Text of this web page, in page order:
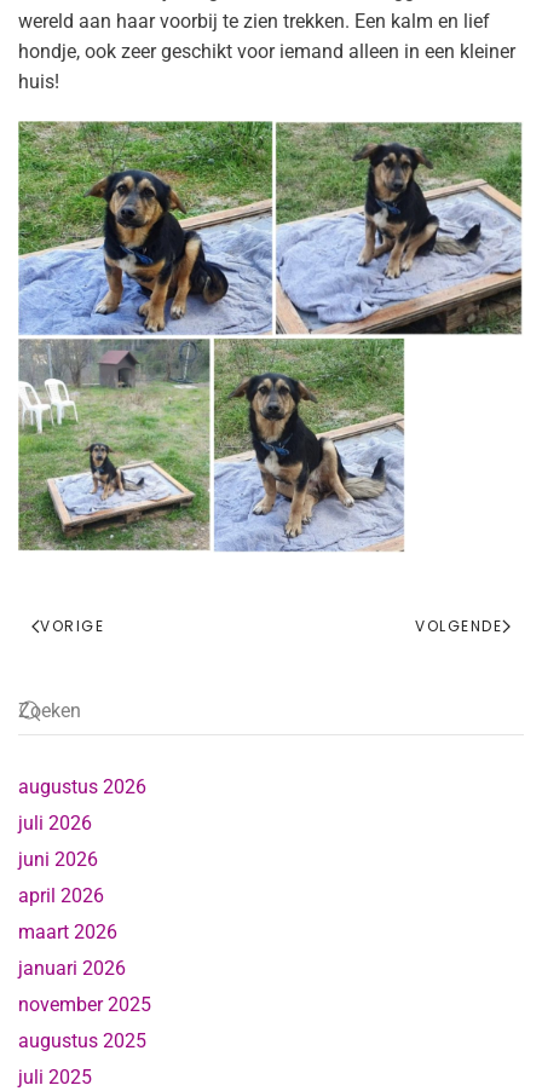
wereld aan haar voorbij te zien trekken. Een kalm en lief
hondje, ook zeer geschikt voor iemand alleen in een kleiner
huis!
VORIGE VOLGENDE
augustus 2026
juli 2026
juni 2026
april 2026
maart 2026
januari 2026
november 2025
augustus 2025
juli 2025